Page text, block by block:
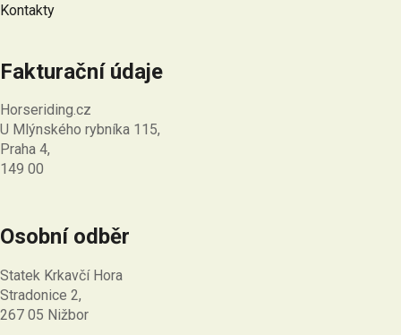
Kontakty
Fakturační údaje
Horseriding.cz
U Mlýnského rybníka 115,
Praha 4,
149 00
Osobní odběr
Statek Krkavčí Hora
Stradonice 2,
267 05 Nižbor